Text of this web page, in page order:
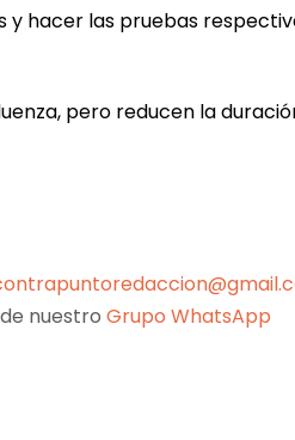
y hacer las pruebas
pero reducen la
nuestroGrupo WhatsApp